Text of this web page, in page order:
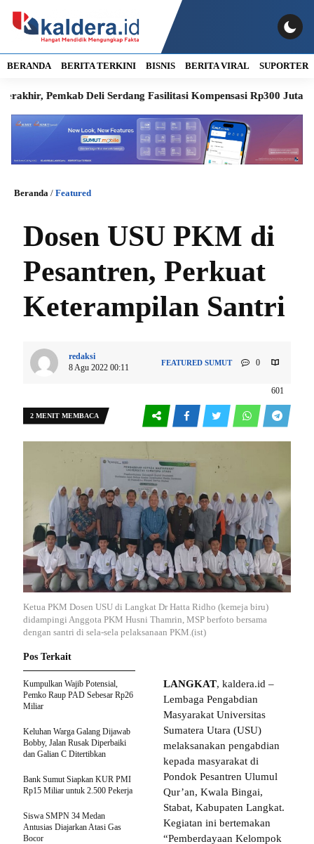
BERANDA BERITA TERKINI BISNIS BERITA VIRAL SUPORTER
Deli Serdang Fasilitasi Kompensasi Rp300 Juta
Beranda / Featured
Dosen USU PKM di
Pesantren, Perkuat
Keterampilan Santri
redaksi
8 Agu 2022 00:11
FEATURED SUMUT 0
601
2 MENIT MEMBACA
Ketua PKM Dosen USU di Langkat Dr Hatta Ridho (kemeja biru)
didampingi Anggota PKM Husni Thamrin, MSP berfoto bersama
dengan santri di sela-sela pelaksanaan PKM.(ist)
LANGKAT, kaldera.id –
Lembaga Pengabdian
Masyarakat Universitas
Sumatera Utara (USU)
melaksanakan pengabdian
kepada masyarakat di
Pondok Pesantren Ulumul
Qur’an, Kwala Bingai,
Stabat, Kabupaten Langkat.
Kegiatan ini bertemakan
“Pemberdayaan Kelompok
Pos Terkait
Kumpulkan Wajib Potensial,
Pemko Raup PAD Sebesar Rp26
Miliar
Keluhan Warga Galang Dijawab
Bobby, Jalan Rusak Diperbaiki
dan Galian C Ditertibkan
Bank Sumut Siapkan KUR PMI
Rp15 Miliar untuk 2.500 Pekerja
Siswa SMPN 34 Medan
Antusias Diajarkan Atasi Gas
Bocor